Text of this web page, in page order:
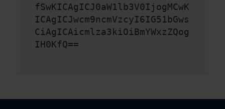
fSwKICAgICJ0aW1lb3V0IjogMCwK
ICAgICJwcm9ncmVzcyI6IG51bGws
CiAgICAicmlza3kiOiBmYWxzZQog
IH0KfQ==